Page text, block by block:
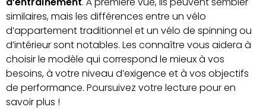
similaires, mais les différences entre un vélo
d’appartement traditionnel et un vélo de spinning ou
d’intérieur sont notables. Les connaître vous aidera à
choisir le modèle qui correspond le mieux à vos
besoins, à votre niveau d’exigence et à vos objectifs
de performance. Poursuivez votre lecture pour en
savoir plus !